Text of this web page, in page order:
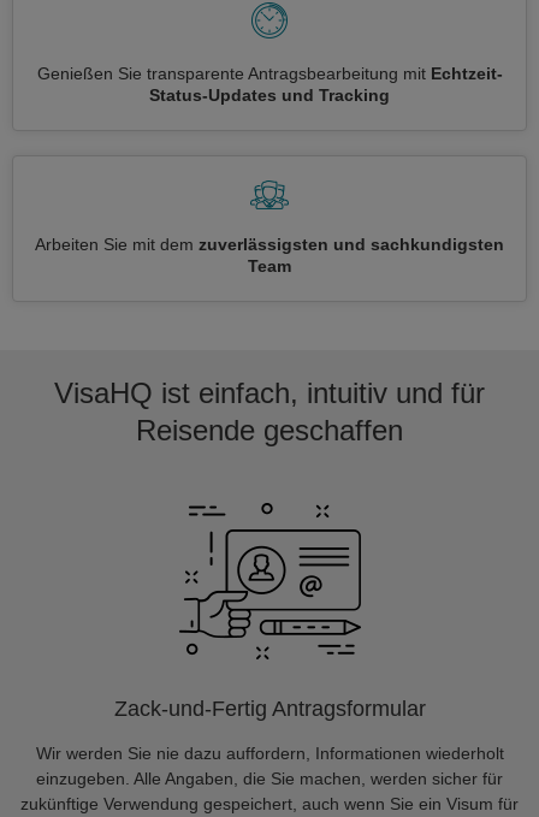
Genießen Sie transparente Antragsbearbeitung mit Echtzeit-
Status-Updates und Tracking
Arbeiten Sie mit dem zuverlässigsten und sachkundigsten
Team
VisaHQ ist einfach, intuitiv und für
Reisende geschaffen
Zack-und-Fertig Antragsformular
Wir werden Sie nie dazu auffordern, Informationen wiederholt
einzugeben. Alle Angaben, die Sie machen, werden sicher für
zukünftige Verwendung gespeichert, auch wenn Sie ein Visum für